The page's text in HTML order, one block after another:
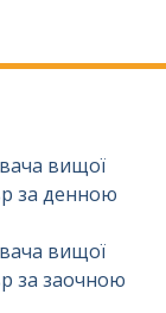
вищої
за денною
вищої
за заочною